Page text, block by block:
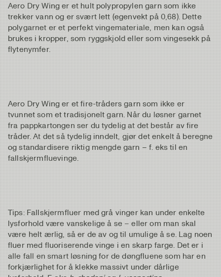
Aero Dry Wing er et hult polypropylen garn som ikke
trekker vann og er svært lett (egenvekt på 0,68). Dette
polygarnet er et perfekt vingemateriale, men kan også
brukes i kropper, som ryggskjold eller som vingesekk på
flytenymfer.
Aero Dry Wing er et fire-tråders garn som ikke er
tvunnet som et tradisjonelt garn. Når du løsner garnet
fra pappkartongen ser du tydelig at det består av fire
tråder. At det så tydelig inndelt, gjør det enkelt å beregne
og standardisere riktig mengde garn – f. eks til en
fallskjermfluevinge.
Tips: Fallskjermfluer med grå vinger kan under enkelte
lysforhold være vanskelige å se – eller om man skal
være helt ærlig, så er de av og til umulige å se. Lag noen
fluer med fluoriserende vinge i en skarp farge. Det er i
alle fall en smart løsning for de døngfluene som har en
forkjærlighet for å klekke massivt under dårlige